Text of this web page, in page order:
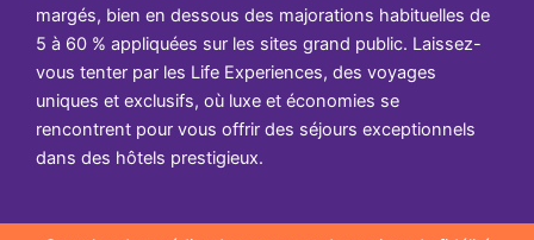
margés, bien en dessous des majorations habituelles de
5 à 60 % appliquées sur les sites grand public. Laissez-
vous tenter par les Life Experiences, des voyages
uniques et exclusifs, où luxe et économies se
rencontrent pour vous offrir des séjours exceptionnels
dans des hôtels prestigieux.